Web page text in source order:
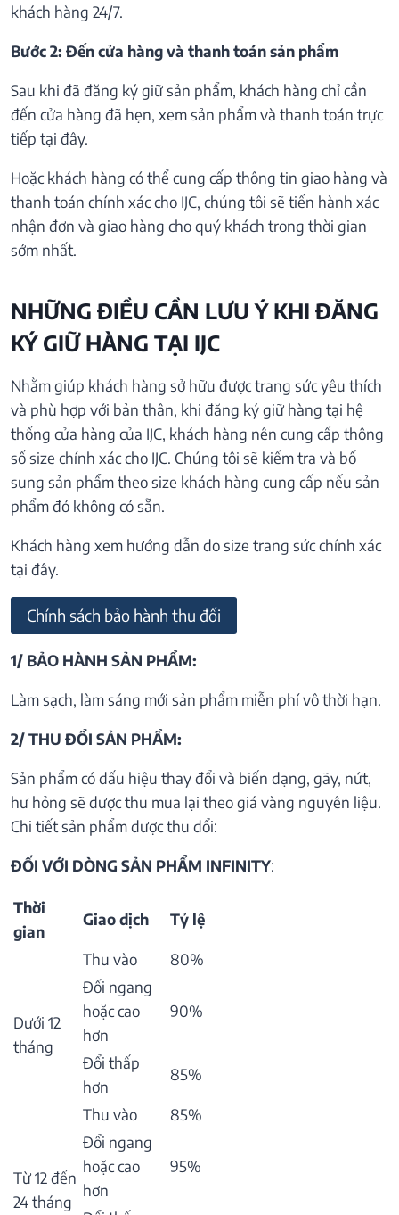
khách hàng 24/7.
Bước 2: Đến cửa hàng và thanh toán sản phẩm
Sau khi đã đăng ký giữ sản phẩm, khách hàng chỉ cần
đến cửa hàng đã hẹn, xem sản phẩm và thanh toán trực
tiếp tại đây.
Hoặc khách hàng có thể cung cấp thông tin giao hàng và
thanh toán chính xác cho IJC, chúng tôi sẽ tiến hành xác
nhận đơn và giao hàng cho quý khách trong thời gian
sớm nhất.
NHỮNG ĐIỀU CẦN LƯU Ý KHI ĐĂNG
KÝ GIỮ HÀNG TẠI IJC
Nhằm giúp khách hàng sở hữu được trang sức yêu thích
và phù hợp với bản thân, khi đăng ký giữ hàng tại hệ
thống cửa hàng của IJC, khách hàng nên cung cấp thông
số size chính xác cho IJC. Chúng tôi sẽ kiểm tra và bổ
sung sản phẩm theo size khách hàng cung cấp nếu sản
phẩm đó không có sẵn.
Khách hàng xem hướng dẫn đo size trang sức chính xác
tại đây.
Chính sách bảo hành thu đổi
1/ BẢO HÀNH SẢN PHẨM:
Làm sạch, làm sáng mới sản phẩm miễn phí vô thời hạn.
2/ THU ĐỔI SẢN PHẨM:
Sản phẩm có dấu hiệu thay đổi và biến dạng, gãy, nứt,
hư hỏng sẽ được thu mua lại theo giá vàng nguyên liệu.
Chi tiết sản phẩm được thu đổi:
ĐỐI VỚI DÒNG SẢN PHẨM INFINITY:
Thời
gian
Giao dịch Tỷ lệ
Dưới 12
tháng
Thu vào
80%
Đổi ngang
hoặc cao
hơn
90%
Đổi thấp
hơn
85%
Từ 12 đến
24 tháng
Thu vào
85%
Đổi ngang
hoặc cao
hơn
95%